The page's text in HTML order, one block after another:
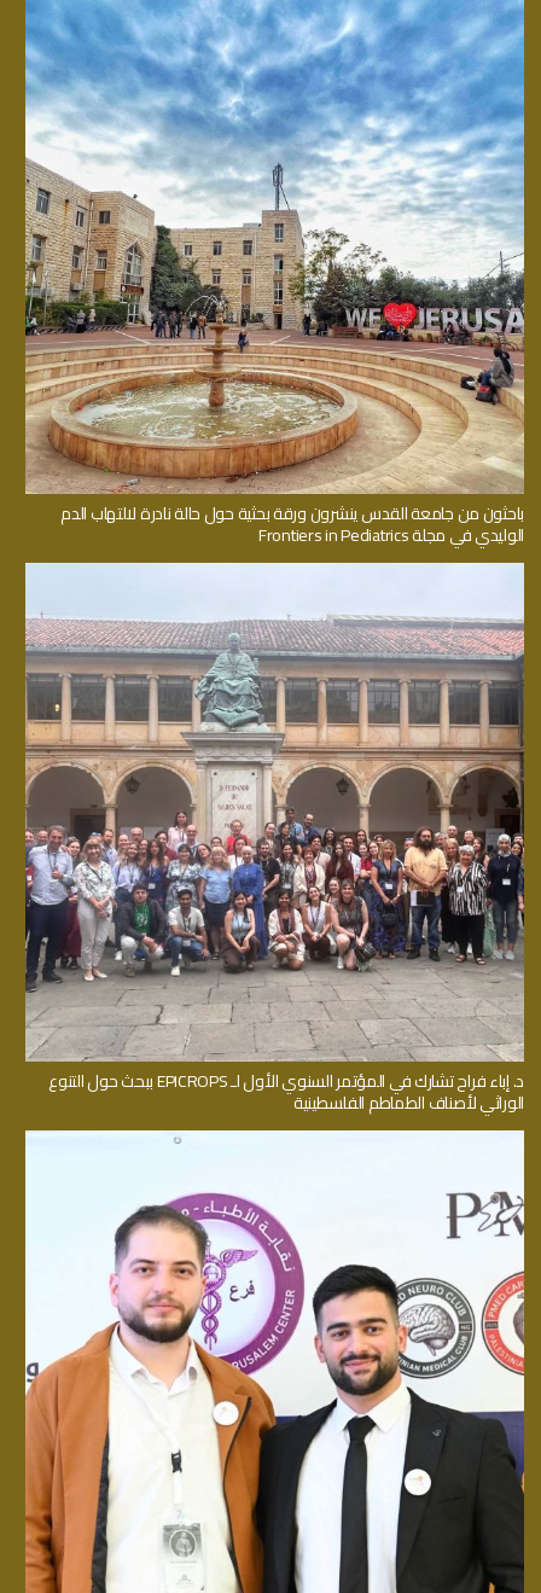
باحثون من جامعة القدس ينشرون ورقة بحثية حول حالة نادرة لالتهاب الدم
الوليدي في مجلة Frontiers in Pediatrics
د. إباء فراح تشارك في المؤتمر السنوي الأول لـ EPICROPS ببحث حول التنوع
الوراثي لأصناف الطماطم الفلسطينية